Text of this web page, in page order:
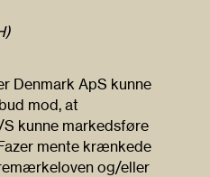
Denmark ApS kunne
mod, at
kunne markedsføre
mente krænkede
og/eller